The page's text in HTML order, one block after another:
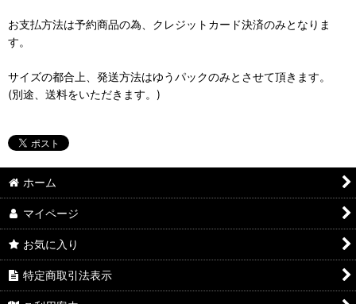
お支払方法は予約商品の為、クレジットカード決済のみとなりま
す。
サイズの都合上、発送方法はゆうパックのみとさせて頂きます。
(別途、送料をいただきます。)
ホーム
マイページ
お気に入り
特定商取引法表示